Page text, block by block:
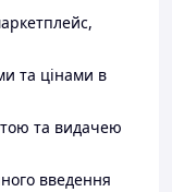
та цінами в
та видачею
введення